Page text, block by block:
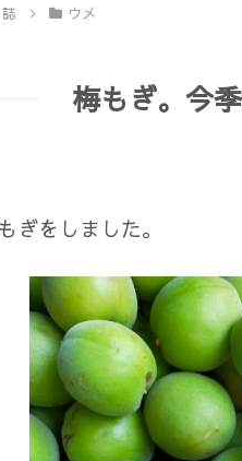
ウメ
梅もぎ。今
ぎをしました。